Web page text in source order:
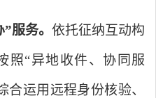
服务。 依托征纳互动构
照“异地收件、协同服
合运用远程身份核验、